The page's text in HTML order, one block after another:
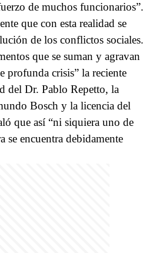
de muchos funcionarios”.
que con esta realidad se
de los conflictos sociales.
que se suman y agravan
profunda crisis” la reciente
del Dr. Pablo Repetto, la
Bosch y la licencia del
que así “ni siquiera uno de
se encuentra debidamente